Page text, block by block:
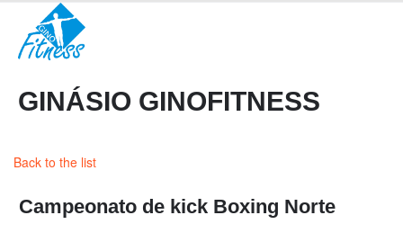
GINÁSIO GINOFITNESS
Back to the list
Campeonato de kick Boxing Norte